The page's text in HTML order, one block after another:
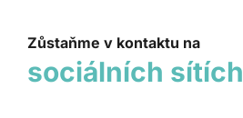
Zůstaňme v kontaktu na
sociálních sítích